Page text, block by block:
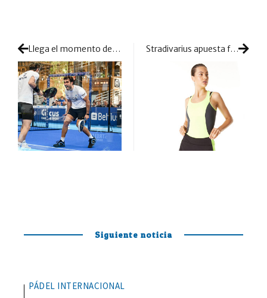
Llega el momento de Stupa y Lima: se juntaron para pelear por domingos de gloria Stradivarius apuesta fuerte por el pádel femenino: el gigante Inditex entra en el mundo del textil
Siguiente noticia
PÁDEL INTERNACIONAL